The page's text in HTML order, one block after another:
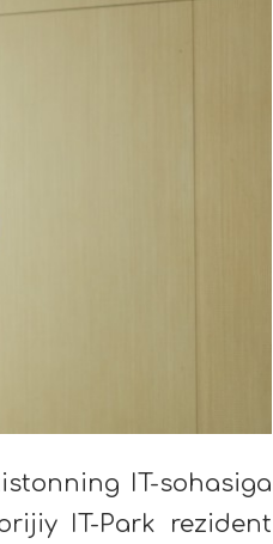
IT-sohasiga
IT-Park rezident